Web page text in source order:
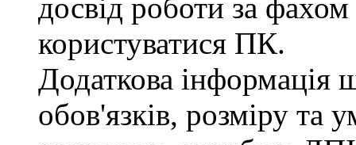
досвід роботи за
користуватися ПК.
Додаткова інформація
обов'язків, розміру та